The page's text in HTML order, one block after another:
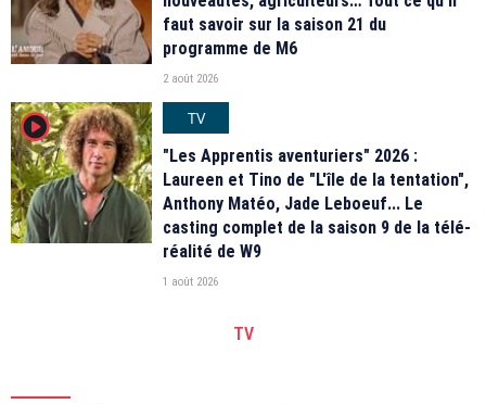
faut savoir sur la saison 21 du
programme de M6
2 août 2026
player2
TV
"Les Apprentis aventuriers" 2026 :
Laureen et Tino de "L'île de la tentation",
Anthony Matéo, Jade Leboeuf... Le
casting complet de la saison 9 de la télé-
réalité de W9
1 août 2026
TV